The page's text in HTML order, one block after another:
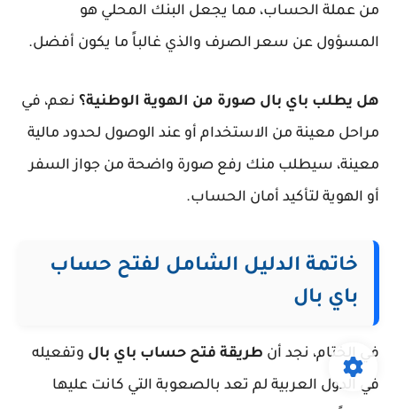
من عملة الحساب، مما يجعل البنك المحلي هو
المسؤول عن سعر الصرف والذي غالباً ما يكون أفضل.
هل يطلب باي بال صورة من الهوية الوطنية؟ نعم، في
مراحل معينة من الاستخدام أو عند الوصول لحدود مالية
معينة، سيطلب منك رفع صورة واضحة من جواز السفر
أو الهوية لتأكيد أمان الحساب.
خاتمة الدليل الشامل لفتح حساب
باي بال
في الختام، نجد أن طريقة فتح حساب باي بال وتفعيله
في الدول العربية لم تعد بالصعوبة التي كانت عليها